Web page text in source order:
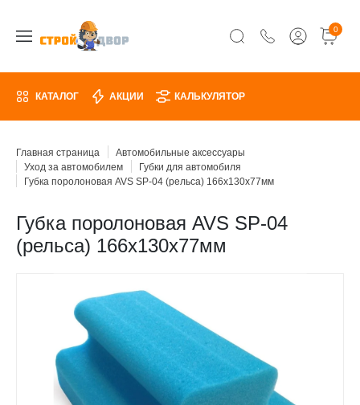
0
КАТАЛОГ АКЦИИ КАЛЬКУЛЯТОР
Главная страница
Автомобильные аксессуары
Уход за автомобилем
Губки для автомобиля
Губка поролоновая AVS SP-04 (рельса) 166х130x77мм
Губка поролоновая AVS SP-04
(рельса) 166х130x77мм